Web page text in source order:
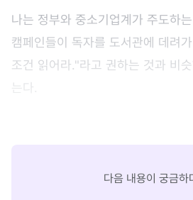
나는 정부와 중소기업계가 주도하
캠페인들이 독자를 도서관에 데려
조건 읽어라."라고 권하는 것과 비
는다.
다음 내용이 궁금하